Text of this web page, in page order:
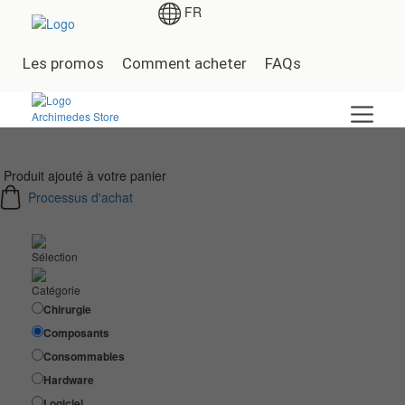
FR
Les promos Comment acheter FAQs
Produit ajouté à votre panier
Processus d'achat
Sélection
Catégorie
Chirurgie
Composants
Consommables
Hardware